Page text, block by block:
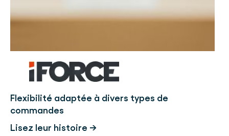
Flexibilité adaptée à divers types de
commandes
Lisez leur histoire →